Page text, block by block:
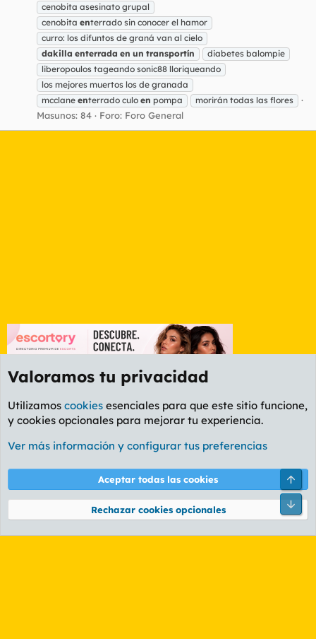
cenobita asesinato grupal
cenobita enterrado sin conocer el hamor
curro: los difuntos de graná van al cielo
dakilla enterrada en un transportín
diabetes balompie
liberopoulos tageando sonic88 lloriqueando
los mejores muertos los de granada
mcclane enterrado culo en pompa morirán todas las flores
Masunos: 84 Foro: Foro General
Etiquetas
Cookies
PL OLDSTYLE AMARILLO
Términos y reglas Política de privacidad Ayuda
Community platform by XenForo® © 2010-2026 XenForo Ltd.
Valoramos tu privacidad
Utilizamos cookies esenciales para que este sitio funcione,
y cookies opcionales para mejorar tu experiencia.
Ver más información y configurar tus preferencias
Aceptar todas las cookies
Rechazar cookies opcionales
Pie